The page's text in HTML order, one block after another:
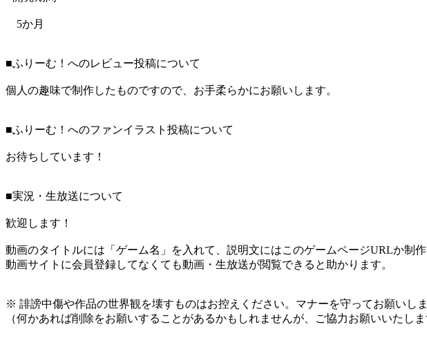
5か月
■ふりーむ！へのレビュー投稿について
個人の趣味で制作したものですので、お手柔らかにお願いします。
■ふりーむ！へのファンイラスト投稿について
お待ちしています！
■実況・生放送について
歓迎します！
動画のタイトルには「ゲーム名」を入れて、説明文にはこのゲームページURLか制
動画サイトに会員登録してなくても動画・生放送が閲覧できると助かります。
※ 誹謗中傷や作品の世界観を壊すものはお控えください。マナーを守ってお願いしま
（何かあれば削除をお願いすることがあるかもしれませんが、ご協力お願いいたしま